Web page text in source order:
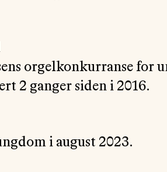
orgelkonkurranse for
2 ganger siden i 2016.
i august 2023.